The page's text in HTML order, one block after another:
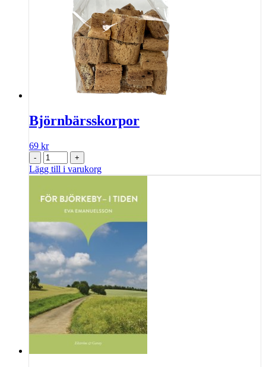
Björnbärsskorpor
69 kr
- +
Lägg till i varukorg